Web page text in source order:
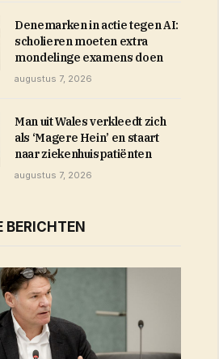
Denemarken in actie tegen AI:
scholieren moeten extra
mondelinge examens doen
augustus 7, 2026
Man uit Wales verkleedt zich
als ‘Magere Hein’ en staart
naar ziekenhuispatiënten
augustus 7, 2026
BERICHTEN